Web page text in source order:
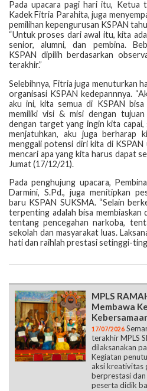
Pada upacara pagi hari itu, Ketua
Kadek Fitria Parahita, juga
pemilihan kepengurusan KSPAN
“Untuk proses dari awal itu, kita
senior, alumni, dan pembina.
KSPAN dipilih berdasarkan
terakhir.”
Selebihnya, Fitria juga menuturkan
organisasi KSPAN kedepannnya.
aku ini, kita semua di KSPAN bisa
memiliki visi & misi dengan
dengan target yang ingin kita capai,
menjatuhkan, aku juga berharap
menggali potensi diri kita di KSPAN
mencari apa yang kita harus dapat
Jumat (17/12/21).
Pada penghujung upacara,
Darmini, S.Pd., juga menitipkan
baru KSPAN SUKSMA. “Selain
terpenting adalah bisa membiaskan
tentang pencegahan narkoba,
sekolah dan masyarakat luas.
hati dan raihlah prestasi setinggi-
MPLS
Membawa
17/07/2026
terakhir MPLS
dilaksanakan
Kegiatan
aksi kreativitas
berprestasi
peserta didik